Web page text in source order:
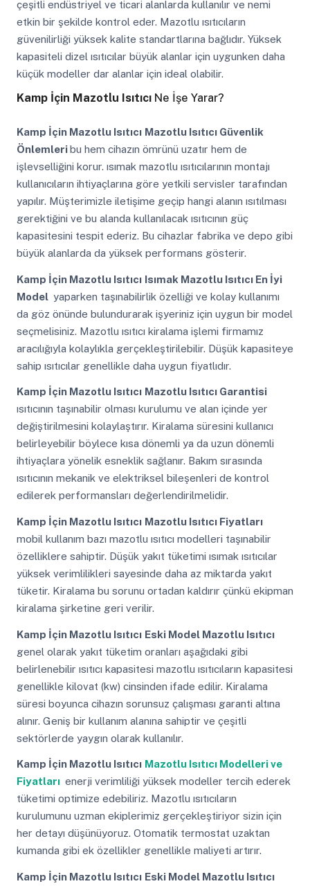
çeşitli endüstriyel ve ticari alanlarda kullanılır ve nemi
etkin bir şekilde kontrol eder. Mazotlu ısıtıcıların
güvenilirliği yüksek kalite standartlarına bağlıdır. Yüksek
kapasiteli dizel ısıtıcılar büyük alanlar için uygunken daha
küçük modeller dar alanlar için ideal olabilir.
Kamp İçin Mazotlu IsıtıcıNe İşe Yarar?
Kamp İçin Mazotlu Isıtıcı Mazotlu Isıtıcı Güvenlik
Önlemleribu hem cihazın ömrünü uzatır hem de
işlevselliğini korur. ısımak mazotlu ısıtıcılarının montajı
kullanıcıların ihtiyaçlarına göre yetkili servisler tarafından
yapılır. Müşterimizle iletişime geçip hangi alanın ısıtılması
gerektiğini ve bu alanda kullanılacak ısıtıcının güç
kapasitesini tespit ederiz. Bu cihazlar fabrika ve depo gibi
büyük alanlarda da yüksek performans gösterir.
Kamp İçin Mazotlu Isıtıcı Isımak Mazotlu Isıtıcı En İyi
Model yaparken taşınabilirlik özelliği ve kolay kullanımı
da göz önünde bulundurarak işyeriniz için uygun bir model
seçmelisiniz. Mazotlu ısıtıcı kiralama işlemi firmamız
aracılığıyla kolaylıkla gerçekleştirilebilir. Düşük kapasiteye
sahip ısıtıcılar genellikle daha uygun fiyatlıdır.
Kamp İçin Mazotlu Isıtıcı Mazotlu Isıtıcı Garantisi
ısıtıcının taşınabilir olması kurulumu ve alan içinde yer
değiştirilmesini kolaylaştırır. Kiralama süresini kullanıcı
belirleyebilir böylece kısa dönemli ya da uzun dönemli
ihtiyaçlara yönelik esneklik sağlanır. Bakım sırasında
ısıtıcının mekanik ve elektriksel bileşenleri de kontrol
edilerek performansları değerlendirilmelidir.
Kamp İçin Mazotlu Isıtıcı Mazotlu Isıtıcı Fiyatları
mobil kullanım bazı mazotlu ısıtıcı modelleri taşınabilir
özelliklere sahiptir. Düşük yakıt tüketimi ısımak ısıtıcılar
yüksek verimlilikleri sayesinde daha az miktarda yakıt
tüketir. Kiralama bu sorunu ortadan kaldırır çünkü ekipman
kiralama şirketine geri verilir.
Kamp İçin Mazotlu Isıtıcı Eski Model Mazotlu Isıtıcı
genel olarak yakıt tüketim oranları aşağıdaki gibi
belirlenebilir ısıtıcı kapasitesi mazotlu ısıtıcıların kapasitesi
genellikle kilovat (kw) cinsinden ifade edilir. Kiralama
süresi boyunca cihazın sorunsuz çalışması garanti altına
alınır. Geniş bir kullanım alanına sahiptir ve çeşitli
sektörlerde yaygın olarak kullanılır.
Kamp İçin Mazotlu Isıtıcı Mazotlu Isıtıcı Modelleri ve
Fiyatları enerji verimliliği yüksek modeller tercih ederek
tüketimi optimize edebiliriz. Mazotlu ısıtıcıların
kurulumunu uzman ekiplerimiz gerçekleştiriyor sizin için
her detayı düşünüyoruz. Otomatik termostat uzaktan
kumanda gibi ek özellikler genellikle maliyeti artırır.
Kamp İçin Mazotlu Isıtıcı Eski Model Mazotlu Isıtıcı